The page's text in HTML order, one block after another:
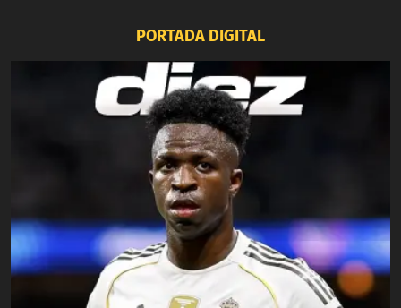
PORTADA DIGITAL